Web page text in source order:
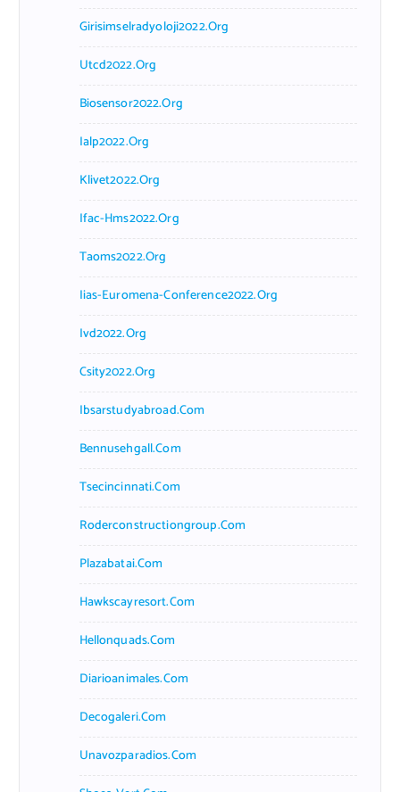
Girisimselradyoloji2022.org
Utcd2022.org
Biosensor2022.org
Ialp2022.org
Klivet2022.org
Ifac-Hms2022.org
Taoms2022.org
Iias-Euromena-Conference2022.org
Ivd2022.org
Csity2022.org
Ibsarstudyabroad.com
Bennusehgall.com
Tsecincinnati.com
Roderconstructiongroup.com
Plazabatai.com
Hawkscayresort.com
Hellonquads.com
Diarioanimales.com
Decogaleri.com
Unavozparadios.com